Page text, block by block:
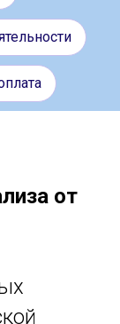
от